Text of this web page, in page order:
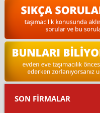
SON FİRMALAR